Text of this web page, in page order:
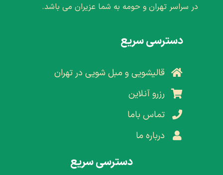
در سراسر تهران و حومه به شما عزیران می باشد.
دسترسی سریع
قالیشویی و مبل شویی در تهران
رزرو آنلاین
تماس باما
درباره ما
دسترسی سریع